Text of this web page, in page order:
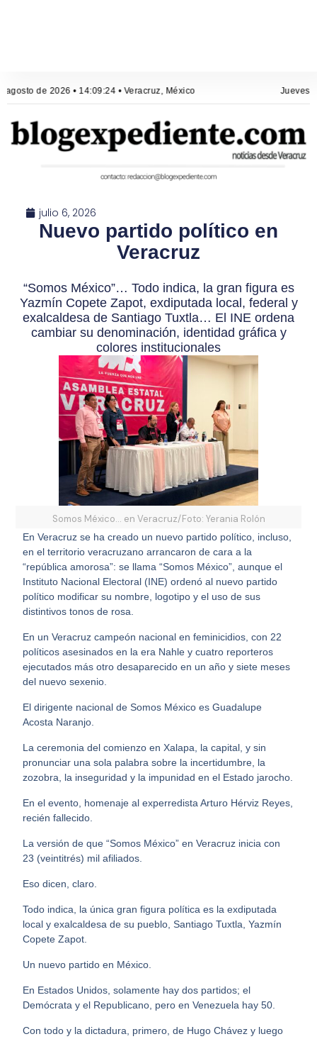
de 2026 • 14:09:24 • Veracruz, México Jueves,
julio 6, 2026
Nuevo partido político en
Veracruz
“Somos México”… Todo indica, la gran figura es
Yazmín Copete Zapot, exdiputada local, federal y
exalcaldesa de Santiago Tuxtla… El INE ordena
cambiar su denominación, identidad gráfica y
colores institucionales
Somos México... en Veracruz/Foto: Yerania Rolón
En Veracruz se ha creado un nuevo partido político, incluso,
en el territorio veracruzano arrancaron de cara a la
“república amorosa”: se llama “Somos México”, aunque el
Instituto Nacional Electoral (INE) ordenó al nuevo partido
político modificar su nombre, logotipo y el uso de sus
distintivos tonos de rosa.
En un Veracruz campeón nacional en feminicidios, con 22
políticos asesinados en la era Nahle y cuatro reporteros
ejecutados más otro desaparecido en un año y siete meses
del nuevo sexenio.
El dirigente nacional de Somos México es Guadalupe
Acosta Naranjo.
La ceremonia del comienzo en Xalapa, la capital, y sin
pronunciar una sola palabra sobre la incertidumbre, la
zozobra, la inseguridad y la impunidad en el Estado jarocho.
En el evento, homenaje al experredista Arturo Hérviz Reyes,
recién fallecido.
La versión de que “Somos México” en Veracruz inicia con
23 (veintitrés) mil afiliados.
Eso dicen, claro.
Todo indica, la única gran figura política es la exdiputada
local y exalcaldesa de su pueblo, Santiago Tuxtla, Yazmín
Copete Zapot.
Un nuevo partido en México.
En Estados Unidos, solamente hay dos partidos; el
Demócrata y el Republicano, pero en Venezuela hay 50.
Con todo y la dictadura, primero, de Hugo Chávez y luego